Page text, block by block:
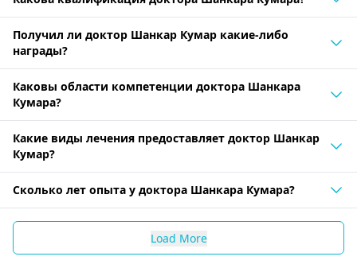
Получил ли доктор Шанкар Кумар какие-либо
награды?
Каковы области компетенции доктора Шанкара
Кумара?
Какие виды лечения предоставляет доктор Шанкар
Кумар?
Сколько лет опыта у доктора Шанкара Кумара?
Load More